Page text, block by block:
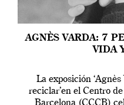
AGNÈS VARDA: 7
VIDA
La exposición
reciclar’en el Centro